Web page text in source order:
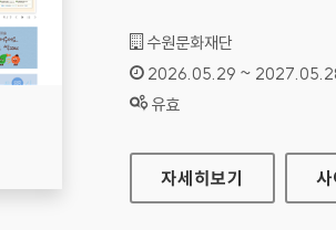
기관명 :
수원문화재단
인증기간 :
2026.05.29 ~
상태 :
유효
수원문화재단 대표
자세히보기 사